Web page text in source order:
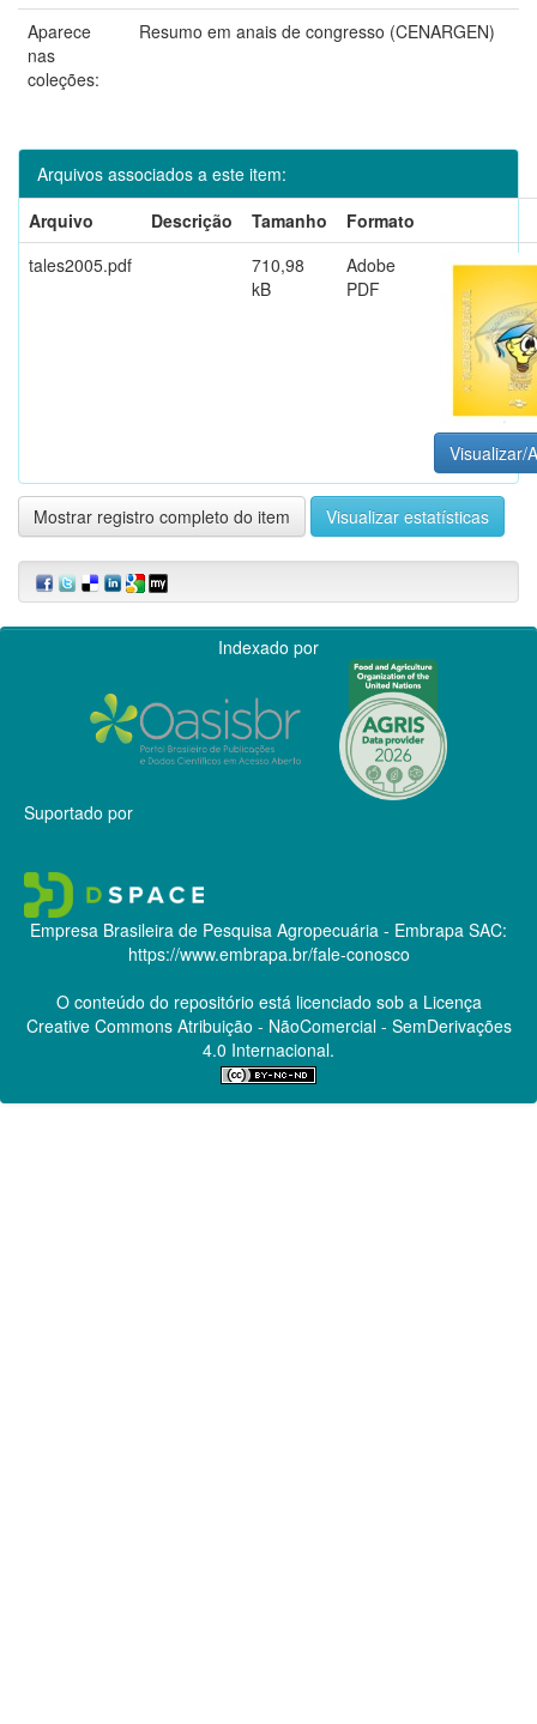
Aparece
nas
coleções:
Resumo em anais de congresso (CENARGEN)
Arquivos associados a este item:
Arquivo
Descrição Tamanho
Formato
tales2005.pdf
710,98
kB
Adobe
PDF
Visualizar/
Mostrar registro completo do item Visualizar estatísticas
Indexado por
Suportado por
Empresa Brasileira de Pesquisa Agropecuária - Embrapa SAC:
https://www.embrapa.br/fale-conosco
O conteúdo do repositório está licenciado sob a Licença
Creative CommonsAtribuição - NãoComercial - SemDerivações
4.0 Internacional.